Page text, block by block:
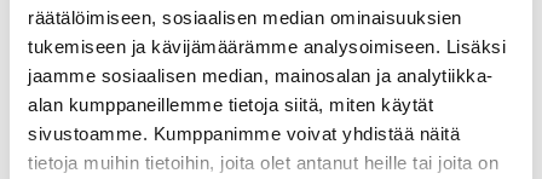
räätälöimiseen, sosiaalisen median ominaisuuksien
tukemiseen ja kävijämäärämme analysoimiseen. Lisäksi
jaamme sosiaalisen median, mainosalan ja analytiikka-
alan kumppaneillemme tietoja siitä, miten käytät
sivustoamme. Kumppanimme voivat yhdistää näitä
tietoja muihin tietoihin, joita olet antanut heille tai joita on